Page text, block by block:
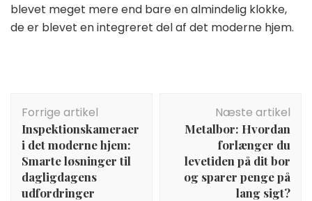
blevet meget mere end bare en almindelig klokke,
de er blevet en integreret del af det moderne hjem.
Forrige artikel
Inspektionskameraer
i det moderne hjem:
Smarte løsninger til
dagligdagens
udfordringer
Næste artikel
Metalbor: Hvordan
forlænger du
levetiden på dit bor
og sparer penge på
lang sigt?